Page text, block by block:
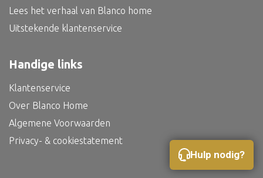
Oosterse kast
Oosterse tafel
Hulp nodig?
Lees het verhaal van Blanco home
Uitstekende klantenservice
Handige links
Klantenservice
Over Blanco Home
Algemene Voorwaarden
Privacy- & cookiestatement